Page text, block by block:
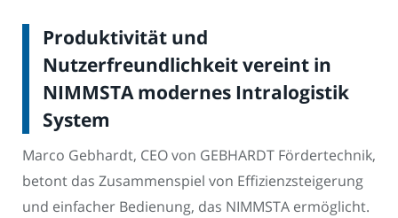
Produktivität und
Nutzerfreundlichkeit vereint in
NIMMSTA modernes Intralogistik
System
Marco Gebhardt, CEO von GEBHARDT Fördertechnik,
betont das Zusammenspiel von Effizienzsteigerung
und einfacher Bedienung, das NIMMSTA ermöglicht.